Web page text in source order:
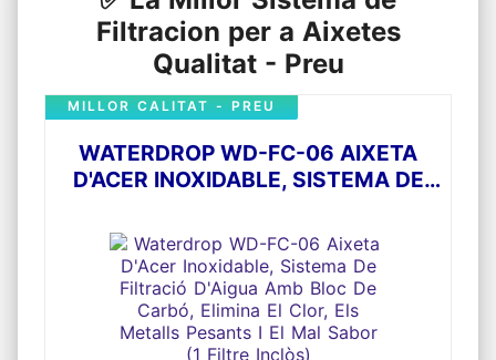
filtre té tecnologia a prova de fugides i és
molt fàcil de connectar a l'aixeta. Aquest
sistema de filtració d'aixetes s'adapta a
aixetes estàndard. No encaixa en accessoris
nostre producte s'ajusti a la seva aixeta
abans de comprar-lo.
Filtracion per a Aixetes
Qualitat - Preu
WATERDROP WD-FC-06 AIXETA
D'ACER INOXIDABLE, SISTEMA DE
CARBÓ, ELIMINA EL CLOR, ELS
METALLS PESANTS I EL MAL SABOR
(1 FILTRE INCLÒS)
MILLOR CALITAT - PREU